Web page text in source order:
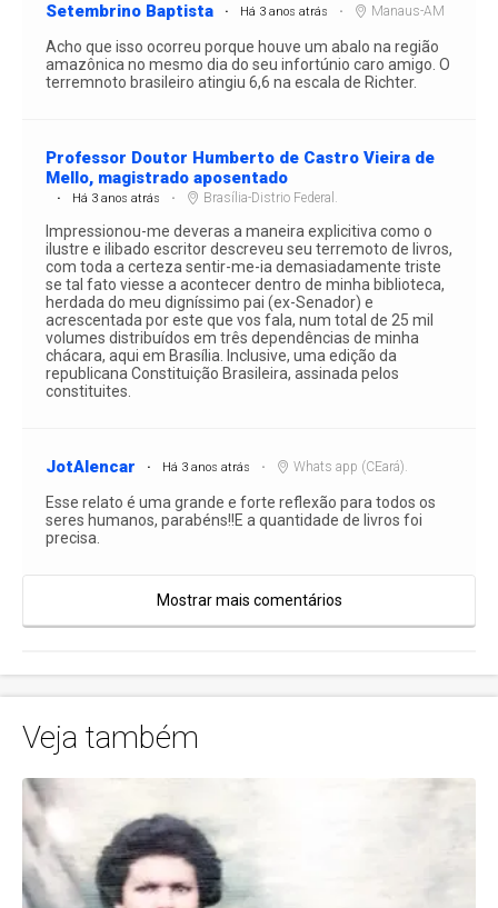
Setembrino Baptista Há 3 anos atrás Manaus-AM
Acho que isso ocorreu porque houve um abalo na região
amazônica no mesmo dia do seu infortúnio caro amigo. O
terremnoto brasileiro atingiu 6,6 na escala de Richter.
Professor Doutor Humberto de Castro Vieira de
Mello, magistrado aposentado
Há 3 anos atrás Brasília-Distrio Federal.
Impressionou-me deveras a maneira explicitiva como o
ilustre e ilibado escritor descreveu seu terremoto de livros,
com toda a certeza sentir-me-ia demasiadamente triste
se tal fato viesse a acontecer dentro de minha biblioteca,
herdada do meu digníssimo pai (ex-Senador) e
acrescentada por este que vos fala, num total de 25 mil
volumes distribuídos em três dependências de minha
chácara, aqui em Brasília. Inclusive, uma edição da
republicana Constituição Brasileira, assinada pelos
constituites.
JotAlencar Há 3 anos atrás Whats app (CEará).
Esse relato é uma grande e forte reflexão para todos os
seres humanos, parabéns!!E a quantidade de livros foi
precisa.
Mostrar mais comentários
Veja também